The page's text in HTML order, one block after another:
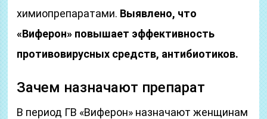
химиопрепаратами. Выявлено, что
«Виферон» повышает эффективность
противовирусных средств, антибиотиков.
Зачем назначают препарат
В период ГВ «Виферон» назначают женщинам